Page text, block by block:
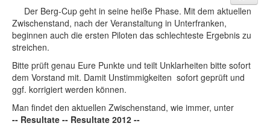
Der Berg-Cup geht in seine heiße Phase. Mit dem aktuellen
Zwischenstand, nach der Veranstaltung in Unterfranken,
beginnen auch die ersten Piloten das schlechteste Ergebnis zu
streichen.
Bitte prüft genau Eure Punkte und teilt Unklarheiten bitte sofort
dem Vorstand mit. Damit Unstimmigkeiten sofort geprüft und
ggf. korrigiert werden können.
Man findet den aktuellen Zwischenstand, wie immer, unter
-- Resultate -- Resultate 2012 --